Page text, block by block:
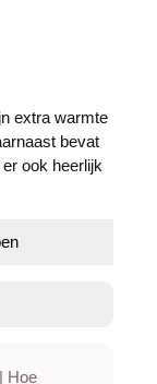
extra warmte
bevat
ook heerlijk
Hoe